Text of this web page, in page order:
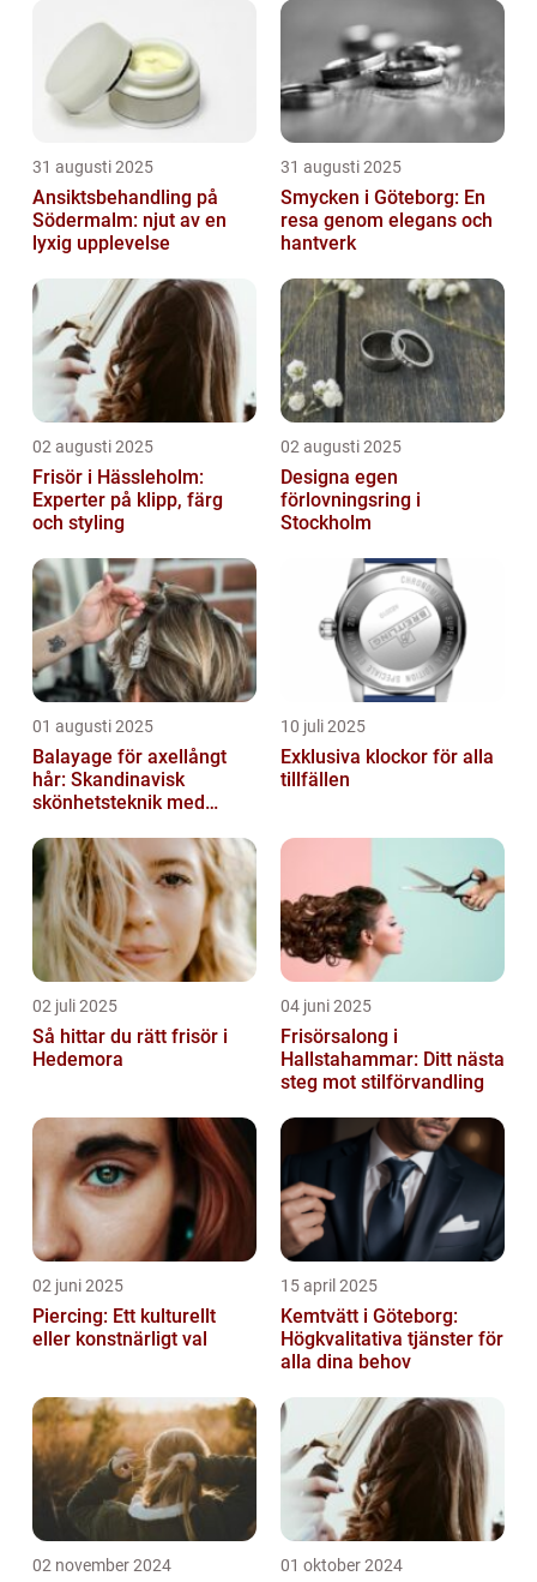
31 augusti 2025
Ansiktsbehandling på
Södermalm: njut av en
lyxig upplevelse
31 augusti 2025
Smycken i Göteborg: En
resa genom elegans och
hantverk
02 augusti 2025
Frisör i Hässleholm:
Experter på klipp, färg
och styling
02 augusti 2025
Designa egen
förlovningsring i
Stockholm
01 augusti 2025
Balayage för axellångt
hår: Skandinavisk
skönhetsteknik med
10 juli 2025
Exklusiva klockor för alla
tillfällen
02 juli 2025
Så hittar du rätt frisör i
Hedemora
04 juni 2025
Frisörsalong i
Hallstahammar: Ditt nästa
steg mot stilförvandling
02 juni 2025
Piercing: Ett kulturellt
eller konstnärligt val
15 april 2025
Kemtvätt i Göteborg:
Högkvalitativa tjänster för
alla dina behov
02 november 2024 01 oktober 2024